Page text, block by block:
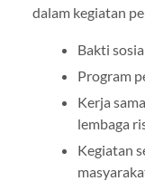
dalam kegiatan
Bakti
Program
Kerja
lembaga
Kegiatan